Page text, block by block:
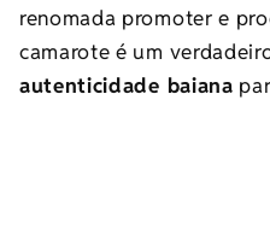
renomada promoter e
camarote é um
autenticidade baiana